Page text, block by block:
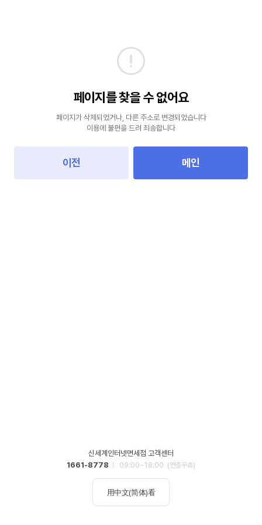
페이지를 찾을 수 없어요
페이지가 삭제되었거나, 다른 주소로 변경되었습니다
이용에 불편을 드려 죄송합니다
이전 메인
신세계인터넷면세점 고객센터
1661-8778
09:00~18:00 (연중무휴)
用中文(简体)看